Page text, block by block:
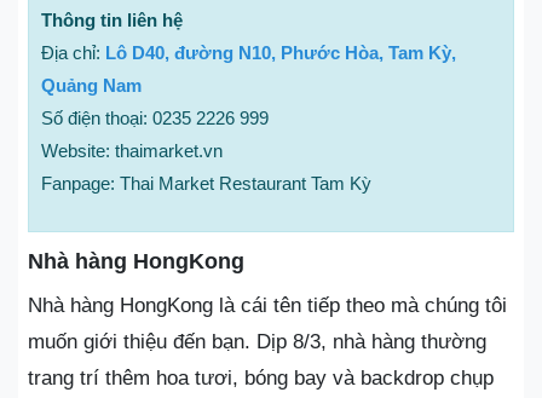
Thông tin liên hệ
Địa chỉ: Lô D40, đường N10, Phước Hòa, Tam Kỳ,
Quảng Nam
Số điện thoại: 0235 2226 999
Website: thaimarket.vn
Fanpage: Thai Market Restaurant Tam Kỳ
Nhà hàng HongKong
Nhà hàng HongKong là cái tên tiếp theo mà chúng tôi
muốn giới thiệu đến bạn. Dịp 8/3, nhà hàng thường
trang trí thêm hoa tươi, bóng bay và backdrop chụp